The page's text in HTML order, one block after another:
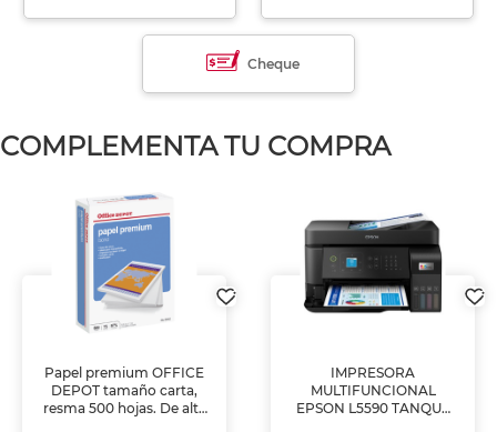
Cheque
COMPLEMENTA TU COMPRA
Papel premium OFFICE
DEPOT tamaño carta,
resma 500 hojas. De alta
IMPRESORA
MULTIFUNCIONAL
EPSON L5590 TANQUE